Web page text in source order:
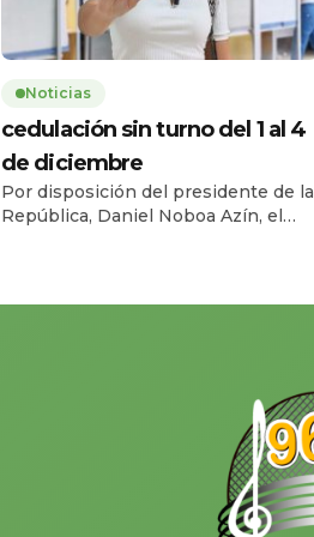
Noticias
cedulación sin turno del 1 al 4
de diciembre
Por disposición del presidente de la
República, Daniel Noboa Azín, el
diciembre de 2025, en horario de